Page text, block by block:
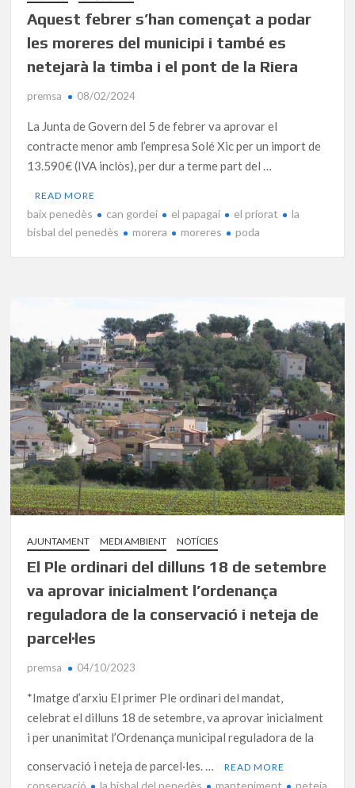
Aquest febrer s’han començat a podar
les moreres del municipi i també es
netejarà la timba i el pont de la Riera
premsa 08/02/2024
La Junta de Govern del 5 de febrer va aprovar el
contracte menor amb l’empresa Solé Xic per un import de
13.590€ (IVA inclòs), per dur a terme part del …
READ MORE
baix penedès can gordei el papagai el priorat
la
bisbal del penedès
morera moreres poda
AJUNTAMENT MEDI AMBIENT NOTÍCIES
El Ple ordinari del dilluns 18 de setembre
va aprovar inicialment l’ordenança
reguladora de la conservació i neteja de
parcel·les
premsa 04/10/2023
*Imatge d’arxiu El primer Ple ordinari del mandat,
celebrat el dilluns 18 de setembre, va aprovar inicialment
i per unanimitat l’Ordenança municipal reguladora de la
conservació i neteja de parcel·les. …
READ MORE
conservació la bisbal del penedès manteniment neteja